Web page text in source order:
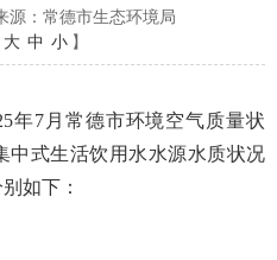
源：常德市生态环境局
大 中 小 】
年7月常德市环境空气质量状
中式生活饮用水水源水质状况
如下：